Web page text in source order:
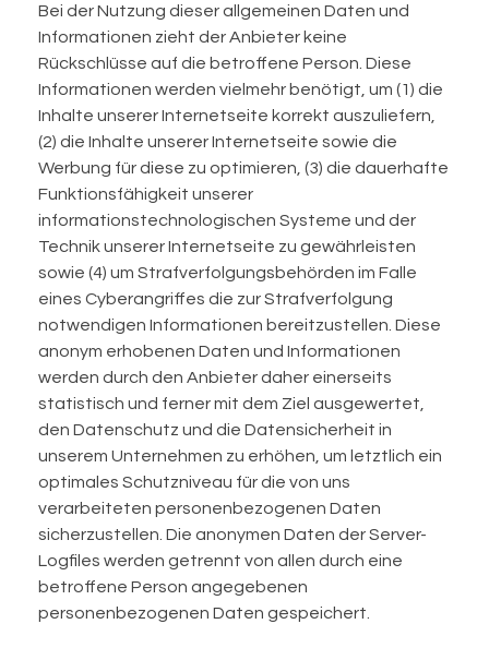
Bei der Nutzung dieser allgemeinen Daten und
Informationen zieht der Anbieter keine
Rückschlüsse auf die betroffene Person. Diese
Informationen werden vielmehr benötigt, um (1) die
Inhalte unserer Internetseite korrekt auszuliefern,
(2) die Inhalte unserer Internetseite sowie die
Werbung für diese zu optimieren, (3) die dauerhafte
Funktionsfähigkeit unserer
informationstechnologischen Systeme und der
Technik unserer Internetseite zu gewährleisten
sowie (4) um Strafverfolgungsbehörden im Falle
eines Cyberangriffes die zur Strafverfolgung
notwendigen Informationen bereitzustellen. Diese
anonym erhobenen Daten und Informationen
werden durch den Anbieter daher einerseits
statistisch und ferner mit dem Ziel ausgewertet,
den Datenschutz und die Datensicherheit in
unserem Unternehmen zu erhöhen, um letztlich ein
optimales Schutzniveau für die von uns
verarbeiteten personenbezogenen Daten
sicherzustellen. Die anonymen Daten der Server-
Logfiles werden getrennt von allen durch eine
betroffene Person angegebenen
personenbezogenen Daten gespeichert.